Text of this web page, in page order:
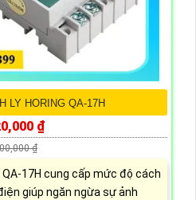
LY HORING QA-17H
₫
₫
17H cung cấp mức độ cách
giúp ngăn ngừa sự ảnh